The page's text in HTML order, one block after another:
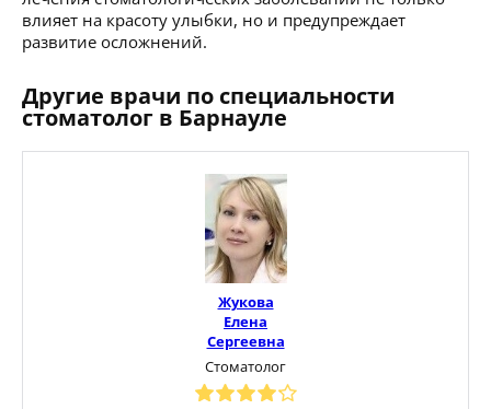
влияет на красоту улыбки, но и предупреждает
развитие осложнений.
Другие врачи по специальности
стоматолог в Барнауле
Жукова
Елена
Сергеевна
Стоматолог